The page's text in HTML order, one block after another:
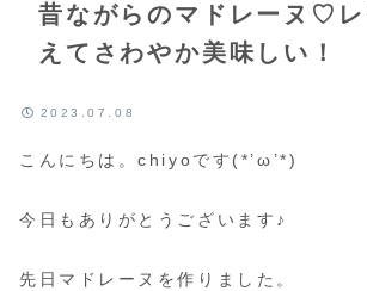
昔ながらのマドレーヌ♡レ
えてさわやか美味しい！
2023.07.08
こんにちは。chiyoです(*’ω’*)
今日もありがとうございます♪
先日マドレーヌを作りました。